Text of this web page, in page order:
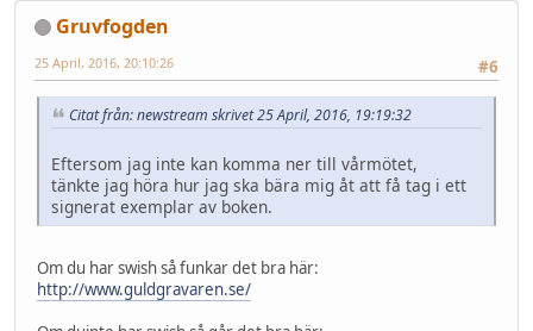
Gruvfogden
#6
25 April, 2016, 20:10:26
Citat från: newstream skrivet 25 April, 2016, 19:19:32
Eftersom jag inte kan komma ner till vårmötet,
tänkte jag höra hur jag ska bära mig åt att få tag i ett
signerat exemplar av boken.
Om du har swish så funkar det bra här:
http://www.guldgravaren.se/